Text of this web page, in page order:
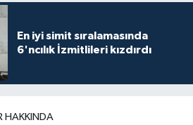
En iyi simit sıralamasında
6'ncılık İzmitlileri kızdırdı
HAKKINDA